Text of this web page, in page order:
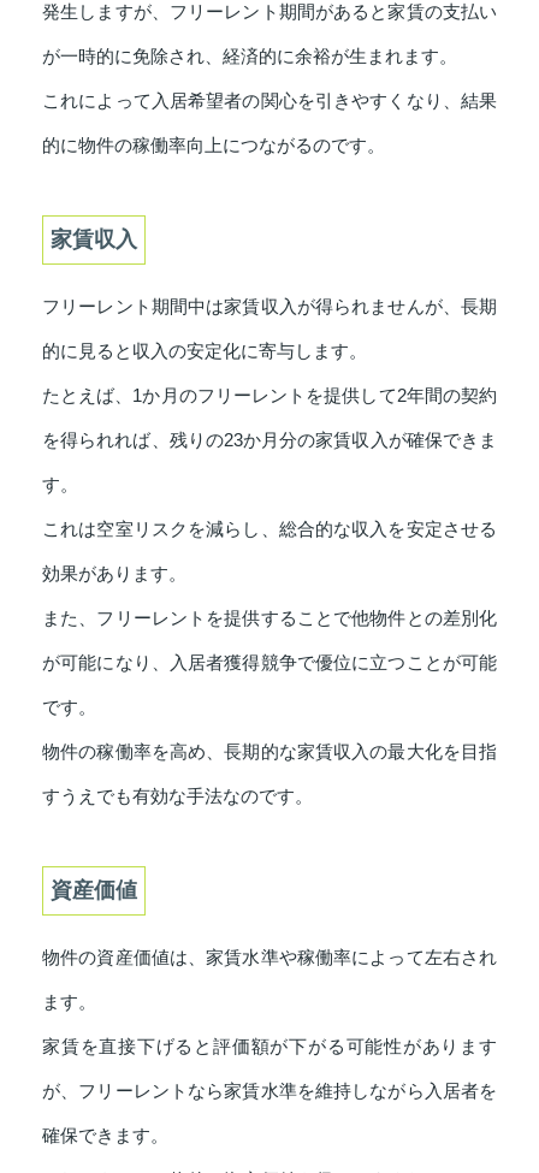
発生しますが、フリーレント期間があると家賃の支払い
が一時的に免除され、経済的に余裕が生まれます。
これによって入居希望者の関心を引きやすくなり、結果
的に物件の稼働率向上につながるのです。
家賃収入
フリーレント期間中は家賃収入が得られませんが、長期
的に見ると収入の安定化に寄与します。
たとえば、1か月のフリーレントを提供して2年間の契約
を得られれば、残りの23か月分の家賃収入が確保できま
す。
これは空室リスクを減らし、総合的な収入を安定させる
効果があります。
また、フリーレントを提供することで他物件との差別化
が可能になり、入居者獲得競争で優位に立つことが可能
です。
物件の稼働率を高め、長期的な家賃収入の最大化を目指
すうえでも有効な手法なのです。
資産価値
物件の資産価値は、家賃水準や稼働率によって左右され
ます。
家賃を直接下げると評価額が下がる可能性があります
が、フリーレントなら家賃水準を維持しながら入居者を
確保できます。